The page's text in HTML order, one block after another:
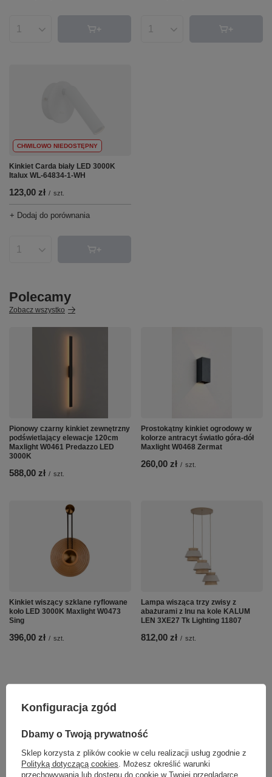
Ilość produktów Ilość produktów
CHWILOWO NIEDOSTĘPNY
Kinkiet Carda biały LED 3000K
Italux WL-64834-1-WH
123,00 zł / szt.
+ Dodaj do porównania
Ilość produktów
Polecamy
Zobacz wszystko
Pionowy czarny kinkiet zewnętrzny
podświetlający elewacje 120cm
Maxlight W0461 Predazzo LED
3000K
588,00 zł / szt.
Prostokątny kinkiet ogrodowy w
kolorze antracyt światło góra-dół
Maxlight W0468 Zermat
260,00 zł / szt.
Kinkiet wiszący szklane ryflowane
koło LED 3000K Maxlight W0473
Sing
396,00 zł / szt.
Lampa wisząca trzy zwisy z
abażurami z lnu na kole KALUM
LEN 3XE27 Tk Lighting 11807
812,00 zł / szt.
Konfiguracja zgód
Dbamy o Twoją prywatność
Sklep korzysta z plików cookie w celu realizacji usług zgodnie z
Polityką dotyczącą cookies. Możesz określić warunki
przechowywania lub dostępu do cookie w Twojej przeglądarce.